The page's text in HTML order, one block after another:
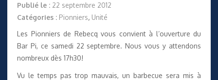
Publié le : 22 septembre 2012
Catégories : Pionniers, Unité
Les Pionniers de Rebecq vous convient à l’ouverture du
Bar Pi, ce samedi 22 septembre. Nous vous y attendons
nombreux dès 17h30!
Vu le temps pas trop mauvais, un barbecue sera mis à